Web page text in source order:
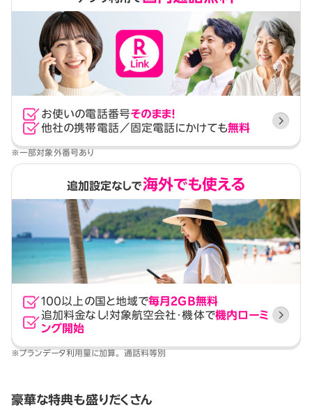
お使いの電話番号そのまま！
他社の携帯電話／固定電話にかけても無料
※一部対象外番号あり
追加設定なしで海外でも使える
100以上の国と地域で毎月2GB無料
追加料金なし！対象航空会社・機体で機内ローミ
ング開始
※プランデータ利用量に加算。 通話料等別
豪華な特典も盛りだくさん